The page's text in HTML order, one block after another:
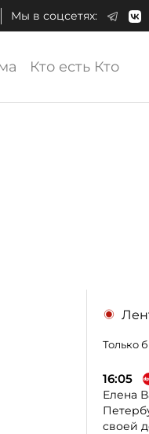
Мы в соцсетях:
Кто есть Кто
Только
16:05
Елена
своей